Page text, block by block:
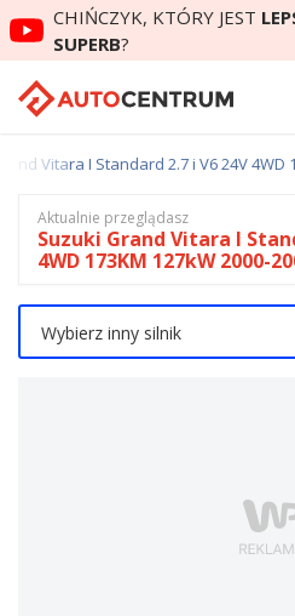
CHIŃCZYK, KTÓRY JEST
SUPERB?
Vitara I Standard 2.7 i V6 24V 4WD
Aktualnie przeglądasz
Suzuki Grand Vitara I
4WD 173KM 127kW 2000-
Wybierz inny silnik